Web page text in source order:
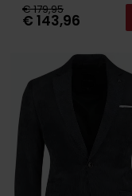
€ 179,95
€ 143,96